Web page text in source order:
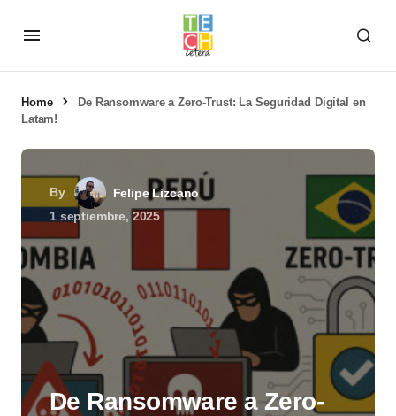
Home
De Ransomware a Zero-Trust: La Seguridad Digital en
Latam!
By
Felipe Lizcano
1 septiembre, 2025
De Ransomware a Zero-